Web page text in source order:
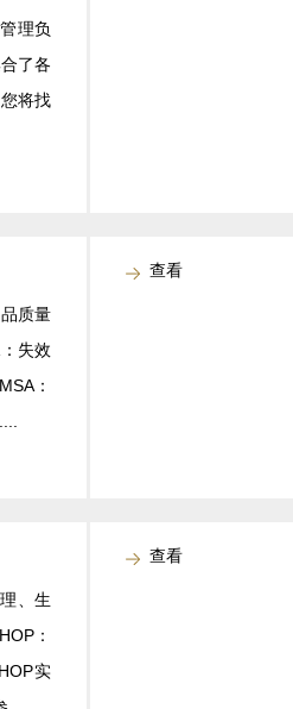
理负
了各
将找
质量
失效
：
查看
、生
：
实
查看